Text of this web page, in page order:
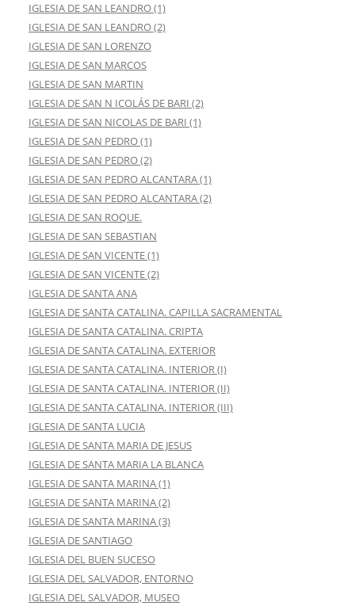
IGLESIA DE SAN LEANDRO (1)
IGLESIA DE SAN LEANDRO (2)
IGLESIA DE SAN LORENZO
IGLESIA DE SAN MARCOS
IGLESIA DE SAN MARTIN
IGLESIA DE SAN N ICOLÁS DE BARI (2)
IGLESIA DE SAN NICOLAS DE BARI (1)
IGLESIA DE SAN PEDRO (1)
IGLESIA DE SAN PEDRO (2)
IGLESIA DE SAN PEDRO ALCANTARA (1)
IGLESIA DE SAN PEDRO ALCANTARA (2)
IGLESIA DE SAN ROQUE.
IGLESIA DE SAN SEBASTIAN
IGLESIA DE SAN VICENTE (1)
IGLESIA DE SAN VICENTE (2)
IGLESIA DE SANTA ANA
IGLESIA DE SANTA CATALINA. CAPILLA SACRAMENTAL
IGLESIA DE SANTA CATALINA. CRIPTA
IGLESIA DE SANTA CATALINA. EXTERIOR
IGLESIA DE SANTA CATALINA. INTERIOR (I)
IGLESIA DE SANTA CATALINA. INTERIOR (II)
IGLESIA DE SANTA CATALINA. INTERIOR (III)
IGLESIA DE SANTA LUCIA
IGLESIA DE SANTA MARIA DE JESUS
IGLESIA DE SANTA MARIA LA BLANCA
IGLESIA DE SANTA MARINA (1)
IGLESIA DE SANTA MARINA (2)
IGLESIA DE SANTA MARINA (3)
IGLESIA DE SANTIAGO
IGLESIA DEL BUEN SUCESO
IGLESIA DEL SALVADOR, ENTORNO
IGLESIA DEL SALVADOR, MUSEO